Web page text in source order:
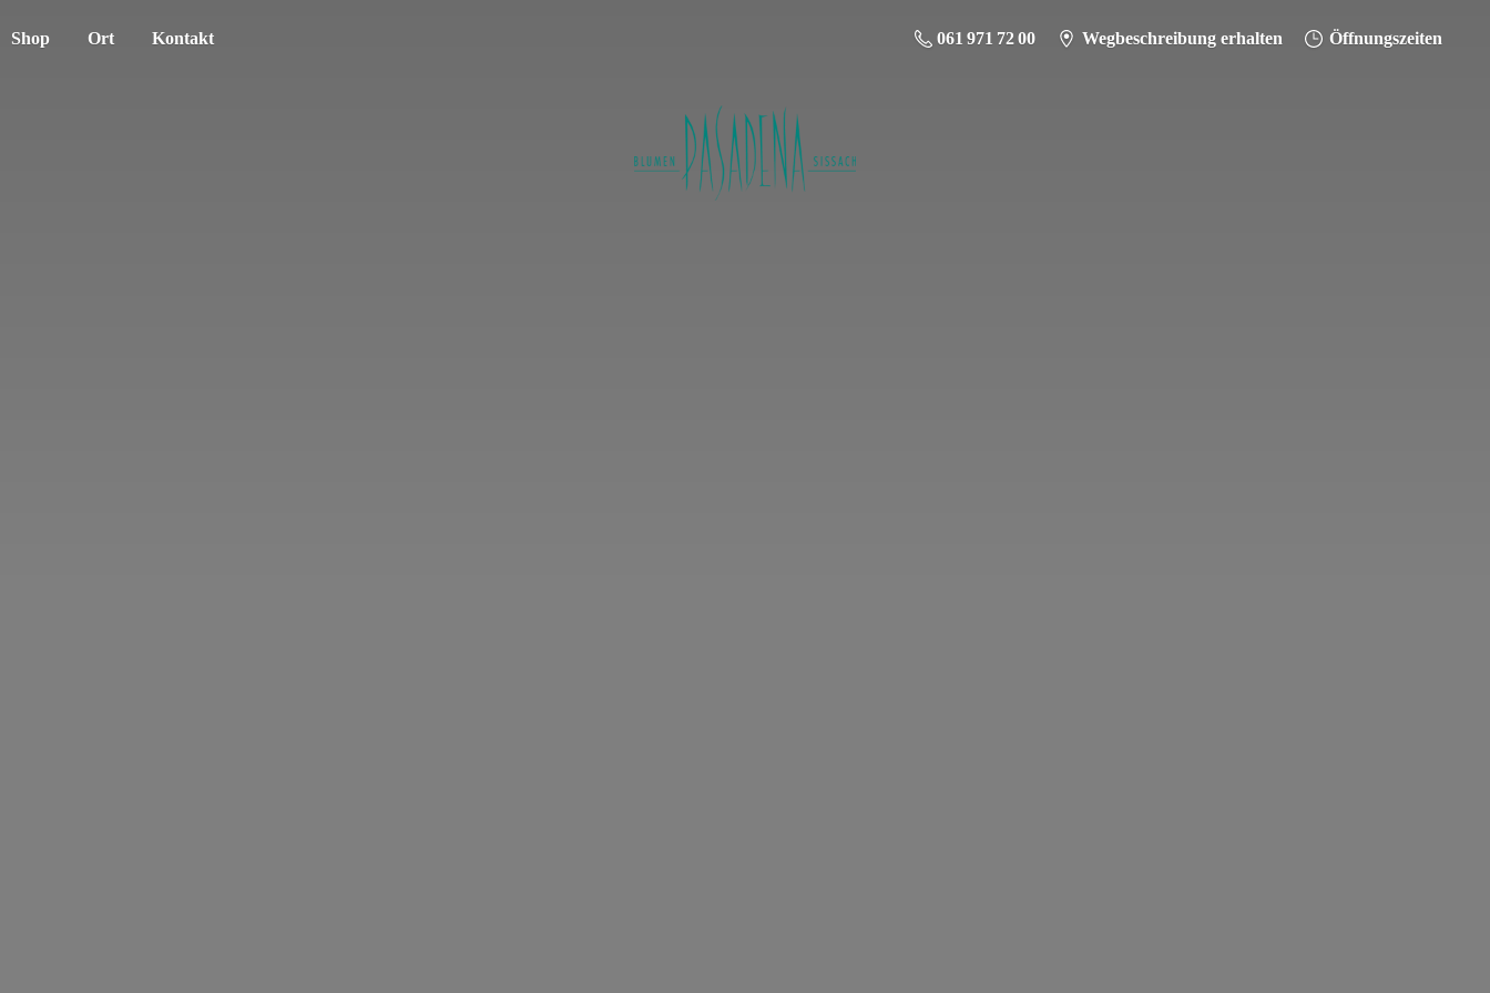
Shop Ort Kontakt 061 971 72 00 Wegbeschreibung erhalten Öffnungszeiten